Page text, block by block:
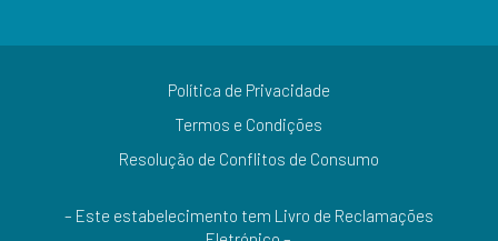
Política de Privacidade
Termos e Condições
Resolução de Conflitos de Consumo
– Este estabelecimento tem Livro de Reclamações